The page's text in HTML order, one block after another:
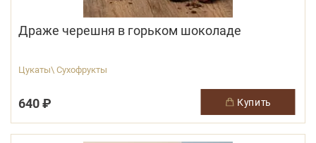
Драже черешня в горьком шоколаде
Цукаты\ Сухофрукты
640 ₽ купить